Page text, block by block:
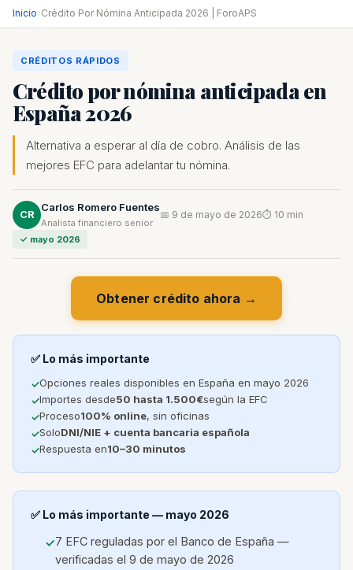
Inicio›Crédito Por Nómina Anticipada 2026 | ForoAPS
CRÉDITOS RÁPIDOS
Crédito por nómina anticipada en
España 2026
Alternativa a esperar al día de cobro. Análisis de las
mejores EFC para adelantar tu nómina.
CR
Carlos Romero Fuentes
Analista financiero senior
📅 9 de mayo de 2026⏱ 10 min
✓ mayo 2026
Obtener crédito ahora →
✅ Lo más importante
Opciones reales disponibles en España en mayo 2026
Importes desde50 hasta 1.500€según la EFC
Proceso100% online, sin oficinas
SoloDNI/NIE + cuenta bancaria española
Respuesta en10–30 minutos
✅ Lo más importante — mayo 2026
7 EFC reguladas por el Banco de España —
verificadas el 9 de mayo de 2026